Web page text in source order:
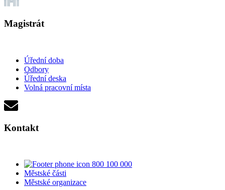
Magistrát
Úřední doba
Odbory
Úřední deska
Volná pracovní místa
Kontakt
800 100 000
Městské části
Městské organizace